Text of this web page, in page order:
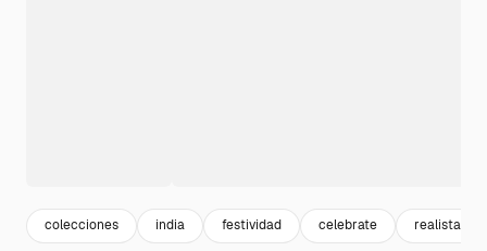
colecciones india festividad celebrate realista